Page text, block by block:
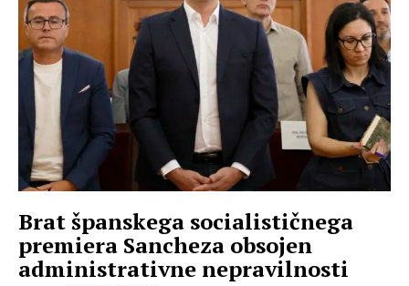
Brat španskega socialističnega
premiera Sancheza obsojen
administrativne nepravilnosti